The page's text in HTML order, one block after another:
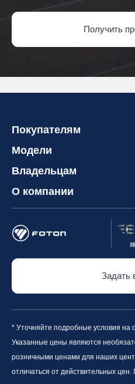
Получить
Покупателям
Модели
Владельцам
О компании
Задать
* Уточняйте подробные условия на
Указанные цены являются
розничными ценами для наших
отличаться от действительных